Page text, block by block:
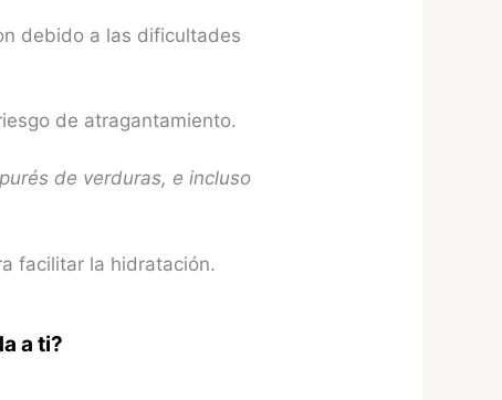
debido a las dificultades
de atragantamiento.
de verduras, e incluso
facilitar la hidratación.
a ti?